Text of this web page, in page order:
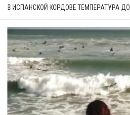
В ИСПАНСКОЙ КОРДОВЕ ТЕМПЕРАТУРА